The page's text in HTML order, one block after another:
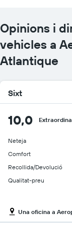
Opinions i
vehicles a
Atlantique
Sixt
10,0
Neteja
Comfort
Recollida/Devolució
Qualitat-preu